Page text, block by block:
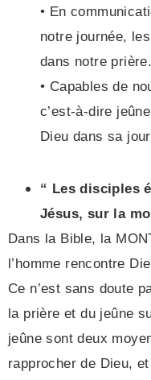
• En
notre journée,
dans notre prière.
• Capables de
c’est-à-dire
Dieu dans sa
“ Les disciples
Jésus, sur la
Dans la Bible, la
l’homme rencontre
Ce n’est sans doute
la prière et du jeûne
jeûne sont deux
rapprocher de Dieu,